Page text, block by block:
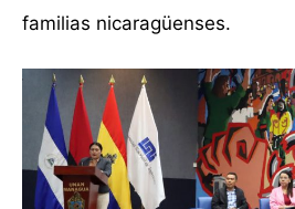
familias nicaragüenses.